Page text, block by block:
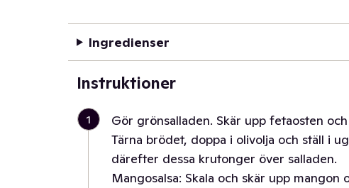
Ingredienser
Instruktioner
1
Gör grönsalladen. Skär upp fetaosten
Tärna brödet, doppa i olivolja och ställ i
därefter dessa krutonger över salladen.
Mangosalsa: Skala och skär upp